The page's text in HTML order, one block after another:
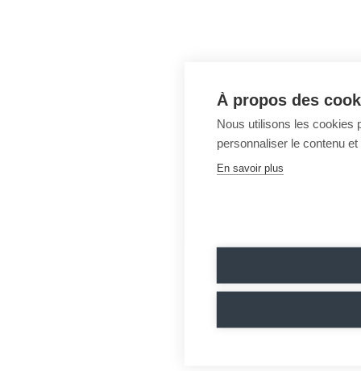
À propos des
Nous utilisons les cookies
personnaliser le contenu
En savoir plus